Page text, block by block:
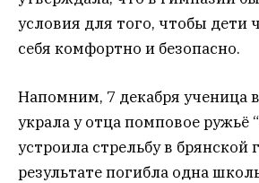
условия для того, чтобы дети
себя комфортно и безопасно.
Напомним, 7 декабря ученица
украла у отца помповое ружьё
устроила стрельбу в
результате погибла одна